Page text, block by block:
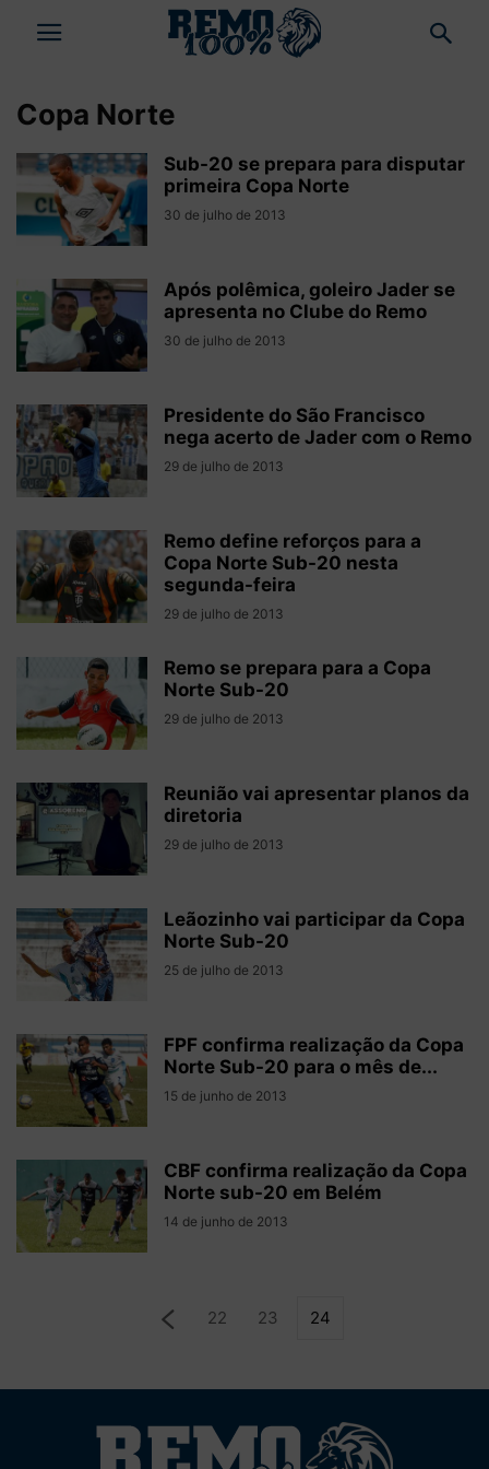
Copa Norte
Sub-20 se prepara para disputar
primeira Copa Norte
30 de julho de 2013
Após polêmica, goleiro Jader se
apresenta no Clube do Remo
30 de julho de 2013
Presidente do São Francisco
nega acerto de Jader com o Remo
29 de julho de 2013
Remo define reforços para a
Copa Norte Sub-20 nesta
segunda-feira
29 de julho de 2013
Remo se prepara para a Copa
Norte Sub-20
29 de julho de 2013
Reunião vai apresentar planos da
diretoria
29 de julho de 2013
Leãozinho vai participar da Copa
Norte Sub-20
25 de julho de 2013
FPF confirma realização da Copa
Norte Sub-20 para o mês de...
15 de junho de 2013
CBF confirma realização da Copa
Norte sub-20 em Belém
14 de junho de 2013
22 23 24